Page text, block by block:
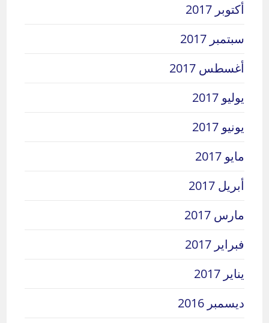
أكتوبر 2017
سبتمبر 2017
أغسطس 2017
يوليو 2017
يونيو 2017
مايو 2017
أبريل 2017
مارس 2017
فبراير 2017
يناير 2017
ديسمبر 2016